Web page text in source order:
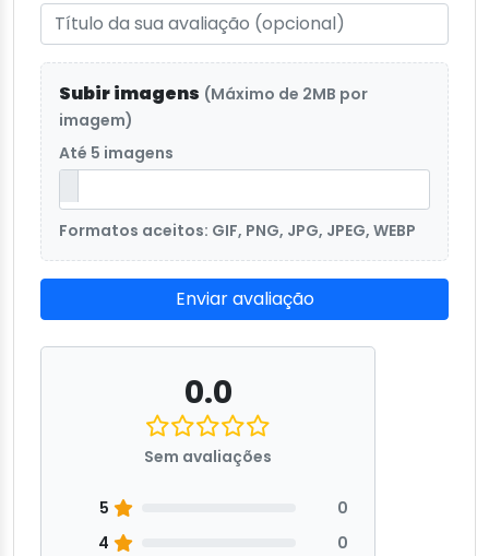
Subir imagens (Máximo de 2MB por
imagem)
Até 5 imagens
Formatos aceitos: GIF, PNG, JPG, JPEG, WEBP
Enviar avaliação
0.0
Sem avaliações
5
0
4
0